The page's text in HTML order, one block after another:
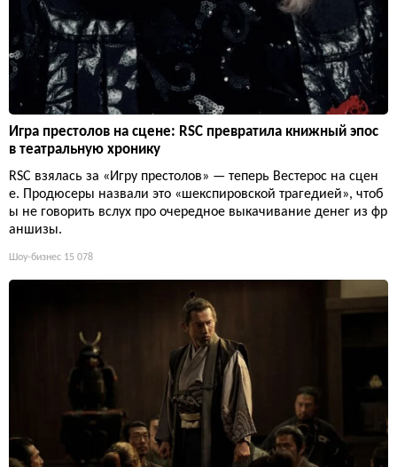
Игра престолов на сцене: RSC превратила книжный эпос
в театральную хронику
RSC взялась за «Игру престолов» — теперь Вестерос на сцен
е. Продюсеры назвали это «шекспировской трагедией», чтоб
ы не говорить вслух про очередное выкачивание денег из фр
аншизы.
Шоу-бизнес 15 078